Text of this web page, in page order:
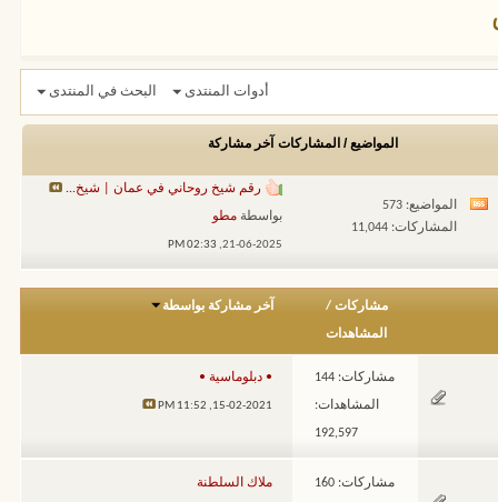
أدوات المنتدى البحث في المنتدى
المواضيع / المشاركات آخر مشاركة
مشاهدة
هذا
المواضيع: 573
المشاركات: 11,044
رقم شيخ روحاني في عمان | شيخ...
بواسطة مطو
21-06-2025,
02:33 PM
مشاركات /
المشاهدات
آخر مشاركة بواسطة
مشاركات: 144
المشاهدات:
192,597
• دبلوماسية •
15-02-2021,
11:52 PM
مشاركات: 160 ملاك السلطنة